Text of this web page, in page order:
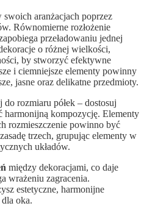
swoich aranżacjach poprzez
Równomierne rozłożenie
przeładowaniu jednej
o różnej wielkości,
by stworzyć efektywne
i ciemniejsze elementy powinny
jasne oraz delikatne przedmioty.
do rozmiaru półek – dostosuj
kompozycję. Elementy
rozmieszczenie powinno być
trzech, grupując elementy w
układów.
między dekoracjami, co daje
wrażeniu zagracenia.
estetyczne, harmonijne
oka.